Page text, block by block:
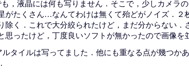
，液晶には何も写りません．そこで，少しカメラ
がたくさん…なんてわけは無くて殆どがノイズ．２
除く．これで大分絞られたけど，まだ分からない．
ったけど，丁度良いソフトが無かったので画像を
タイルは写ってました．他にも重なる点が幾つか